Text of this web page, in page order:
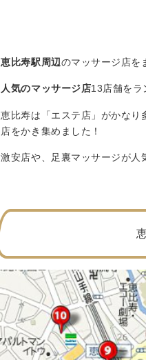
恵比寿駅周辺のマッサージ店を
人気のマッサージ店13店舗をラ
恵比寿は「エステ店」がかなり
店をかき集めました！
激安店や、足裏マッサージが人